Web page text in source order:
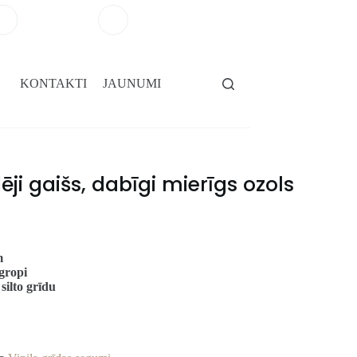
KONTAKTI JAUNUMI
gaišs, dabīgi mierīgs ozols
grīdu